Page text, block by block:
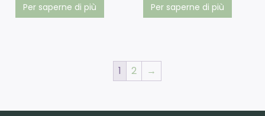
Per saperne di più Per saperne di più
1 2 →